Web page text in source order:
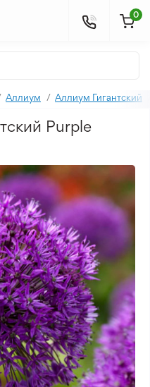
0
Аллиум Аллиум Гигантский
Purple